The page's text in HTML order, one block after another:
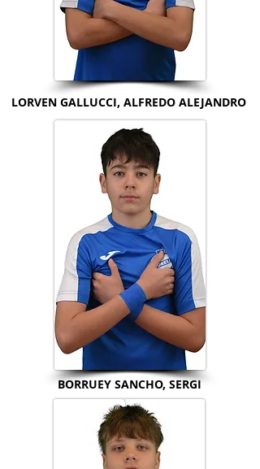
LORVEN GALLUCCI, ALFREDO ALEJANDRO
BORRUEY SANCHO, SERGI